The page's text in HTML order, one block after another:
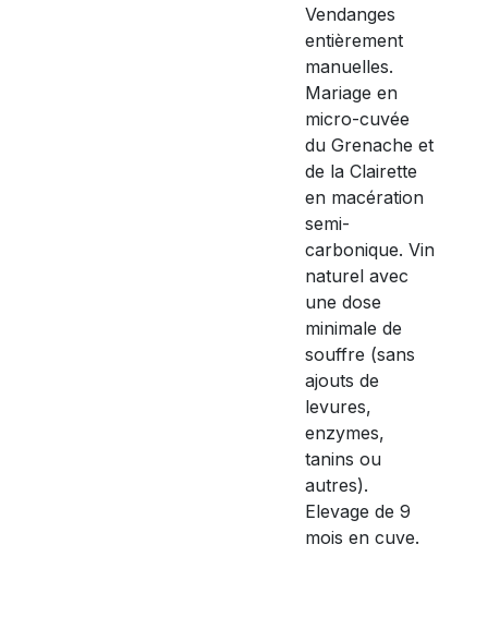
Vendanges
entièrement
manuelles.
Mariage en
micro-cuvée
du Grenache et
de la Clairette
en macération
semi-
carbonique. Vin
naturel avec
une dose
minimale de
souffre (sans
ajouts de
levures,
enzymes,
tanins ou
autres).
Elevage de 9
mois en cuve.